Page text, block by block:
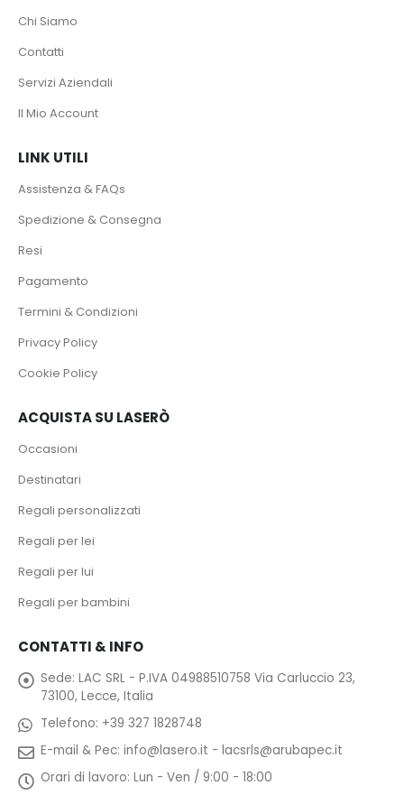
Chi Siamo
Contatti
Servizi Aziendali
Il Mio Account
LINK UTILI
Assistenza & FAQs
Spedizione & Consegna
Resi
Pagamento
Termini & Condizioni
Privacy Policy
Cookie Policy
ACQUISTA SU LASERÒ
Occasioni
Destinatari
Regali personalizzati
Regali per lei
Regali per lui
Regali per bambini
CONTATTI & INFO
Sede: LAC SRL - P.IVA 04988510758 Via Carluccio 23,
73100, Lecce, Italia
Telefono: +39 327 1828748
E-mail & Pec: info@lasero.it - lacsrls@arubapec.it
Orari di lavoro: Lun - Ven / 9:00 - 18:00